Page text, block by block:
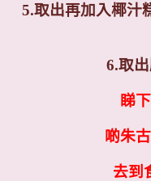
5.取出再加入椰汁
6.取
睇
啲朱
去到